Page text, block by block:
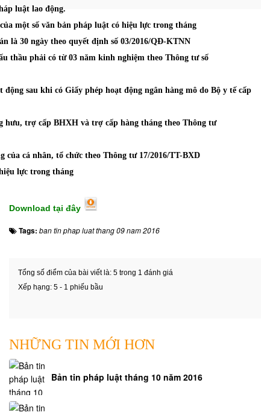
THỦ
TỤC
LIÊN
luật lao động.
một số văn bản pháp luật có hiệu lực trong tháng
là 30 ngày theo quyết định số 03/2016/QĐ-KTNN
thầu phải có từ 03 năm kinh nghiệm theo Thông tư số
động sau khi có Giấy phép hoạt động ngân hàng mô do Bộ y tế cấp
hưu, trợ cấp BHXH và trợ cấp hàng tháng theo Thông tư
của cá nhân, tổ chức theo Thông tư 17/2016/TT-BXD
lực trong tháng
Download tại đây
Tags: ban tin phap luat thang 09 nam 2016
Tổng số điểm của bài viết là: 5 trong 1 đánh giá
Xếp hạng: 5 - 1 phiếu bầu
NHỮNG TIN MỚI HƠN
Bản tin pháp luật tháng 10 năm 2016